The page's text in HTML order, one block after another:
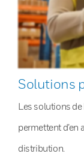
Solutions
Les solutions
permettent d’en
distribution.